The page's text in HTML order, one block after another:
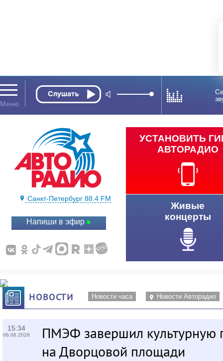
Санкт-Петербург 88.4 FM
Напиши в эфир
УСТАНОВИТЬ
АВТОРАДИО
Живые
концерты
НОВОСТИ Новости часа Новости Авторадио
15:34
06.06.2026
ПМЭФ завершил культурную
на Дворцовой площади